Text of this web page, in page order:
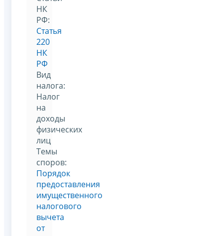
НК
РФ:
Статья
220
НК
РФ
Вид
налога:
Налог
на
доходы
физических
лиц
Темы
споров:
Порядок
предоставления
имущественного
налогового
вычета
от